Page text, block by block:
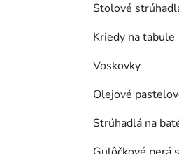
Stolové
Kriedy na tabule
Voskovky
Olejové
Strúhadlá na